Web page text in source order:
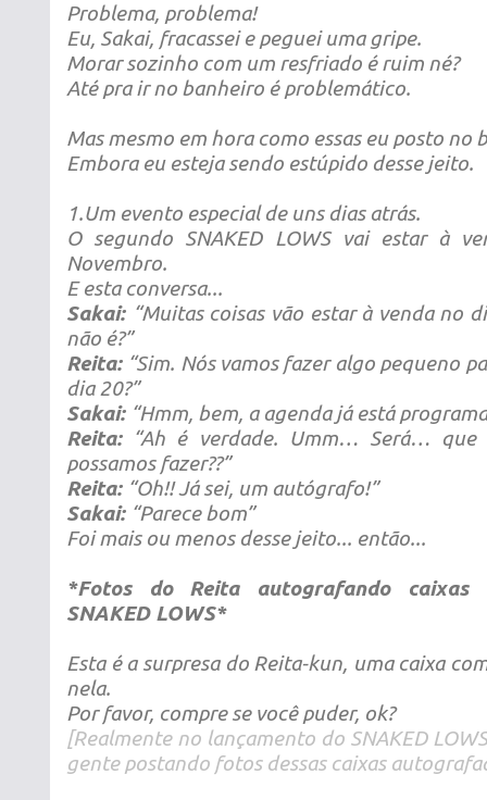
Problema, problema!
Eu, Sakai, fracassei e peguei uma gripe.
Morar sozinho com um resfriado é ruim né?
Até pra ir no banheiro é problemático.
Mas mesmo em hora como essas eu posto no
Embora eu esteja sendo estúpido desse jeito.
1.Um evento especial de uns dias atrás.
O segundo SNAKED LOWS vai estar à
Novembro.
E esta conversa...
Sakai: “Muitas coisas vão estar à venda no
não é?”
Reita: “Sim. Nós vamos fazer algo pequeno
dia 20?”
Sakai: “Hmm, bem, a agenda já está
Reita:“Ah é verdade. Umm… Será… que
possamos fazer??”
Reita: “Oh!! Já sei, um autógrafo!”
Sakai: “Parece bom”
Foi mais ou menos desse jeito... então...
*Fotos do Reita autografando caixas
SNAKED LOWS*
Esta é a surpresa do Reita-kun, uma caixa
nela.
Por favor, compre se você puder, ok?
[Realmente no lançamento do SNAKED
gente postando fotos dessas caixas